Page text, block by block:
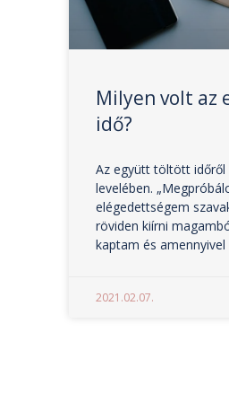
Milyen volt
idő?
Az együtt töltött
levelében.
elégedettségem
röviden kiírni
kaptam és
2021.02.07.